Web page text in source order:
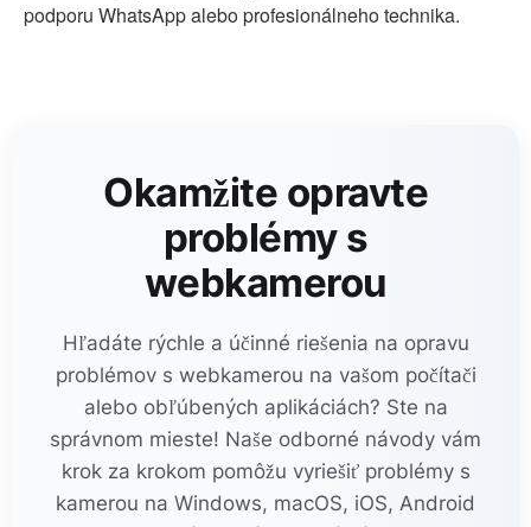
podporu WhatsApp alebo profesionálneho technika.
Okamžite opravte
problémy s
webkamerou
Hľadáte rýchle a účinné riešenia na opravu
problémov s webkamerou na vašom počítači
alebo obľúbených aplikáciách? Ste na
správnom mieste! Naše odborné návody vám
krok za krokom pomôžu vyriešiť problémy s
kamerou na Windows, macOS, iOS, Android